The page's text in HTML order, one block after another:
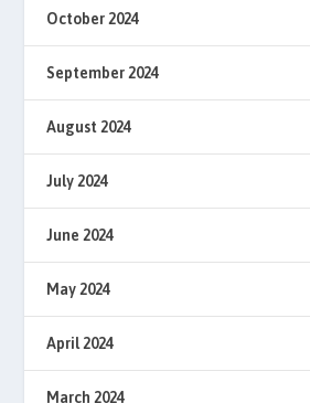
October 2024
September 2024
August 2024
July 2024
June 2024
May 2024
April 2024
March 2024